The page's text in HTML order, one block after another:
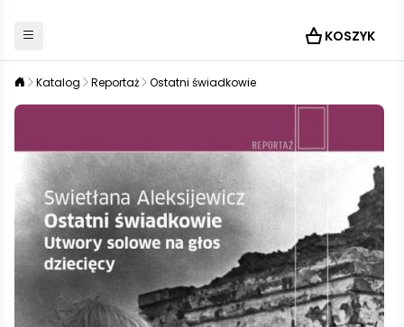
KOSZYK
Katalog Reportaż Ostatni świadkowie